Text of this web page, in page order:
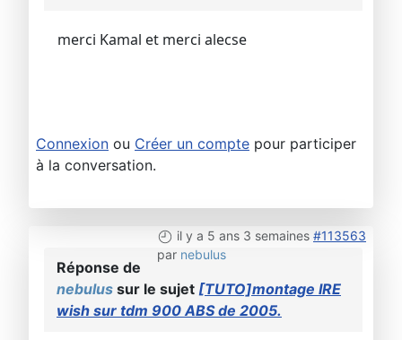
merci Kamal et merci alecse
Connexion ou Créer un compte pour participer
à la conversation.
il y a 5 ans 3 semaines #113563
par nebulus
Réponse de
nebulus sur le sujet [TUTO]montage IRE
wish sur tdm 900 ABS de 2005.